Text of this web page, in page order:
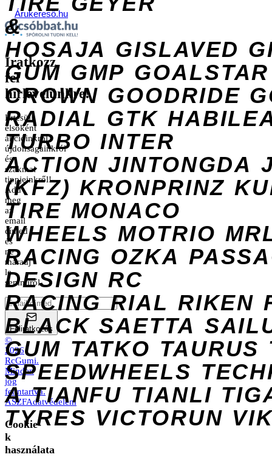
&
HOSAJA GISLAVED
GUM GMP GOALSTAR
CROWN GOODRIDE
RADIAL GTK
TURBO INTER
ACTION JINTONGDA
(KFZ) KRONPRINZ
TIRE MONACO
WHEELS MOTRIO
RACING OZKA
DESIGN RC
RACING RIAL RIKEN
BLACK SAETTA
GUM TATKO TAURUS
SPEEDWHEELS
A TIANFU TIANLI
TYRES VICTORUN
Árukereső.hu
Iratkozz
fel
hírlevelünkre!
Értesülj
elsőként
akcióinkról,
újdonságainkról
és
szakmai
tippjeinkről!
Add
meg
az
email
címed
és
ne
maradj
le
semmiről.
Feliratkozás
©
2026
RcGumi.
Minden
jog
fenntartva.
ÁSZFAdatvédelem
Cookie-
k
használata